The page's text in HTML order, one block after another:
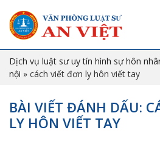
Dịch vụ luật sư uy tín hình sự hôn
nội » cách viết đơn ly hôn viết tay
BÀI VIẾT ĐÁNH DẤU:
LY HÔN VIẾT TAY